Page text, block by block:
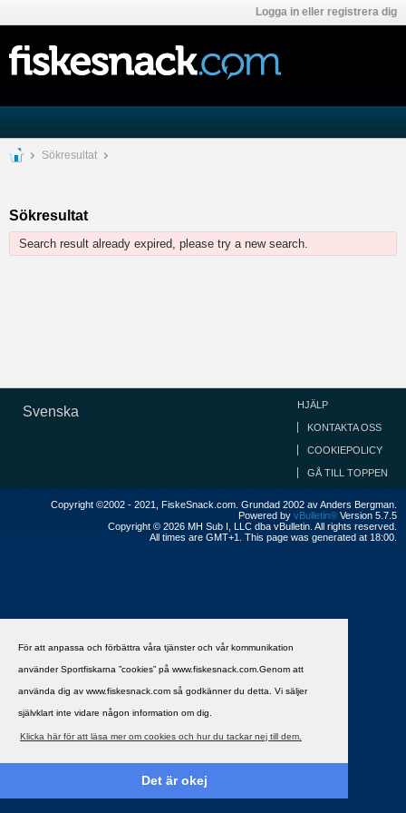
För att anpassa och förbättra våra tjänster och vår kommunikation
använder Sportfiskarna ”cookies” på www.fiskesnack.com.Genom att
använda dig av www.fiskesnack.com så godkänner du detta. Vi säljer
självklart inte vidare någon information om dig.
Klicka här för att läsa mer om cookies och hur du tackar nej till dem.
Det är okej
Logga in eller registrera dig
Sökresultat
Sökresultat
Search result already expired, please try a new search.
Svenska HJÄLP
KONTAKTA OSS
COOKIEPOLICY
GÅ TILL TOPPEN
Copyright ©2002 - 2021, FiskeSnack.com. Grundad 2002 av Anders Bergman.
Powered by vBulletin® Version 5.7.5
Copyright © 2026 MH Sub I, LLC dba vBulletin. All rights reserved.
All times are GMT+1. This page was generated at 18:00.